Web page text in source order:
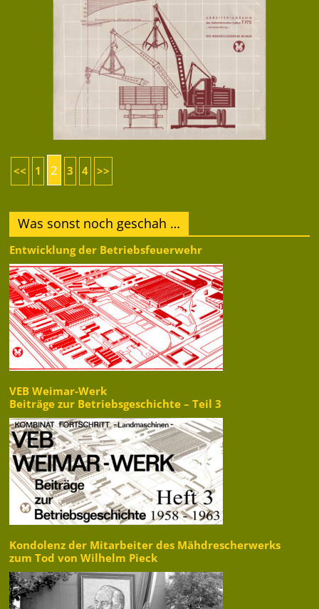
<< 1 2 3 4 >>
Was sonst noch geschah …
Entwicklung der Betriebsfeuerwehr
VEB Weimar-Werk
Beiträge zur Betriebsgeschichte – Teil 3
Kondolenz der Mitarbeiter des Mähdrescherwerks
zum Tod von Wilhelm Pieck